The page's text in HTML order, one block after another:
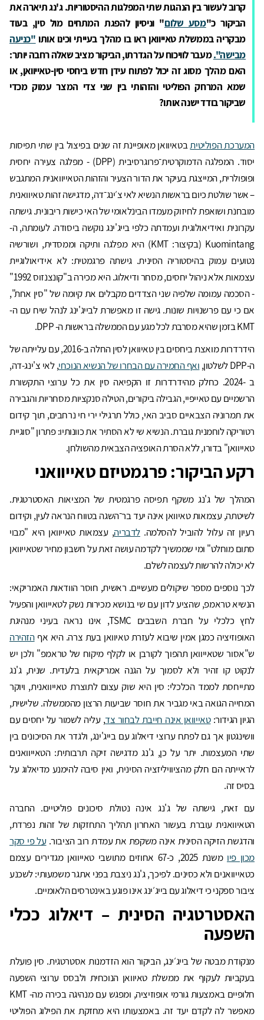
קרוב לעשור בין הנהגות שתי המפלגות ההיסטוריות.ג'נג תיארה את
הביקור כ"מסע שלום" וניסיון להפגת המתחים מול סין, בעוד
מבקריה בממשלת טאייוואן ראו בו מהלך בעייתי וכינו אותו "כניעה
מבישה".מעבר לוויכוח על הגדרתו, הביקור מציב שאלה רחבה יותר:
האם מהלך מסוג זה יכול לפתוח עידן חדש ביחסי סין-טאייוואן, או
שמא המרחק הפוליטי והזהותי בין שני צדי המצר עמוק מכדי
שביקור בודד ישנה אותו?
המערכת הפוליטיתבטאיוואן מאופיינת זה שנים בפיצול בין שתי תפיסות
יסוד. המפלגה הדמוקרטית־פרוגרסיבית (DPP) - מפלגה צעירה יחסית
ופופולרית, המייצגת בעיקר את הדור הצעיר והזהות הטאייוואנית המתגבש
– אשר שולטת כיום בראשות הנשיא לאי צ׳ינג־דה, מדגישה זהות טאיוואנית
מובחנת ושואפת לחיזוק מעמדו הבינלאומי של האי כישות ריבונית. גישתה
עקרונית ואידיאולוגית ועמדתה כלפי בייג'ינג נוקשה ביסודה. לעומתה, ה-
Kuomintang (בקיצור: KMT) היא מפלגה ותיקה וממסדית, ושורשיה
נטועים עמוק בהיסטוריה הסינית. גישתה פרגמטית: לא אידיאולוגיית
עצמאות אלא ניהול יחסים, מסחר ודיאלוג. היא מכירה ב"קונצנזוס 1992"
- הסכמה עמומה שלפיה שני הצדדים מקבלים את קיומה של "סין אחת",
אם כי עם פרשנויות שונות. גישה זו מאפשרת לבייג'ינג לנהל שיח עם ה-
KMT בזמן שהיא מסרבת לכל מגע עם הממשלה בראשות ה- DPP.
הידרדרות מואצת ביחסים בין טאיוואן לסין החלה ב-2016, עם עלייתה של
ה-DPP לשלטון,
ואף החמירה עם הבחרו של הנשיא הנוכחי, לאי צ'ינג-דה,
ב -2024. כחלק מהידרדרות זו הקפיאה סין את כל ערוצי התקשורת
הרשמיים עם טאייפיי, הגבילה ביקורים, הטילה סנקציות מסחריות והגבירה
את תמרוניה הצבאיים סביב האי, כולל תרגילי ירי חי נרחבים, תוך קידום
רטוריקה לוחמנית גוברת. הנשיא שי לא הסתיר את כוונותיו: פתרון "סוגיית
טאייוואן" בדורו, ללא הסרת האופציה הצבאית מהשולחן.
רקע הביקור: פרגמטיזם טאייוואני
המהלך של ג'נג משקף תפיסה פרגמטית של המציאות האסטרטגית.
לשיטתה, עצמאות טאיוואן אינה יעד בר־השגה בטווח הנראה לעין, וקידום
רעיון זה עלול להוביל להסלמה.לדבריה, עצמאות טאייוואן היא "מבוי
סתום מוחלט" ומי שממשיך לקדמה עושה זאת על חשבון מחיר שטאייוואן
לא יכולה להרשות לעצמה לשלם.
לכך נוספים מספר שיקולים מעשיים. ראשית, חוסר הוודאות האמריקאי:
הנשיא טראמפ, שהציע לדון עם שי בנושא מכירות נשק לטאייוואן והפעיל
לחץ כלכלי על חברת השבבים TSMC, אינו נראה בעיני מנהיגת
האופוזיציה כמגן אמין שיבוא לעזרת טאיוואן בעת צרה. היא אףהזהירה
ש"אסור שטאייוואן תהפוך לקורבן או לקלף מיקוח של טראמפ" ולכן יש
לנקוט קו זהיר ולא לסמוך על הגנה אמריקאית בלעדית. שנית, ג'נג
מתייחסת לממד הכלכלי: סין היא שוק עצום לתוצרת טאייוואנית, ויוקר
המחייה הגואה באי מגביר את חוסר שביעות הרצון מהממשלה. שלישית,
הגיון הגידור:טאייוואן אינה חייבת לבחור צד, עליה לשמור על יחסים עם
וושינגטון אך גם לפתח ערוצי דיאלוג עם בייג'ינג, ולגדר את הסיכונים בין
שתי המעצמות. יתר על כן, ג'נג מדגישה זיקה תרבותית: הטאייוואנים
לראייתה הם חלק מהציוויליזציה הסינית, ואין סיבה להימנע מדיאלוג על
בסיס זה.
עם זאת, גישתה של ג'נג אינה נטולת סיכונים פוליטיים. החברה
הטאיוואנית עוברת בעשור האחרון תהליך התחזקות של זהות נפרדת,
והדגשת הזיקה הסינית אינה משקפת את עמדת רוב הציבור.על פי סקר
מכון פיו
משנת 2025, כ-67 אחוזים מתושבי טאייוואן מגדירים עצמם
כטאייוואנים ולא כסינים. לפיכך, ג'נג ניצבת בפני אתגר משמעותי: לשכנע
ציבור ספקני כי דיאלוג עם בייג׳ינג אינו פוגע באינטרסים הלאומיים.
האסטרטגיה הסינית – דיאלוג ככלי
השפעה
מנקודת מבטה של בייג׳ינג, הביקור הוא הזדמנות אסטרטגית. סין פועלת
בעקביות לעקוף את ממשלת טאיוואן הנוכחית ולבסס ערוצי השפעה
חלופיים באמצעות גורמי אופוזיציה, ומפגש עם מנהיגה בכירה מה- KMT
מאפשר לה לקדם יעד זה. באמצעותו היא מחזקת את הפילוג הפוליטי